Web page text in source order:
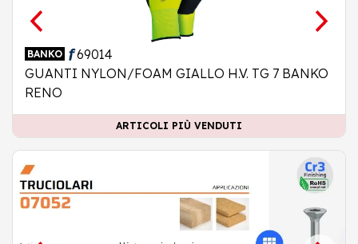
BANKO
69014
GUANTI NYLON/FOAM GIALLO H.V. TG 7 BANKO
RENO
ARTICOLI PIÙ VENDUTI